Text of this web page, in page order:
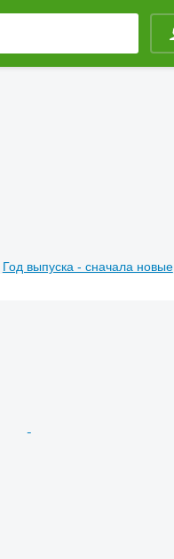
Год выпуска - сначала новые